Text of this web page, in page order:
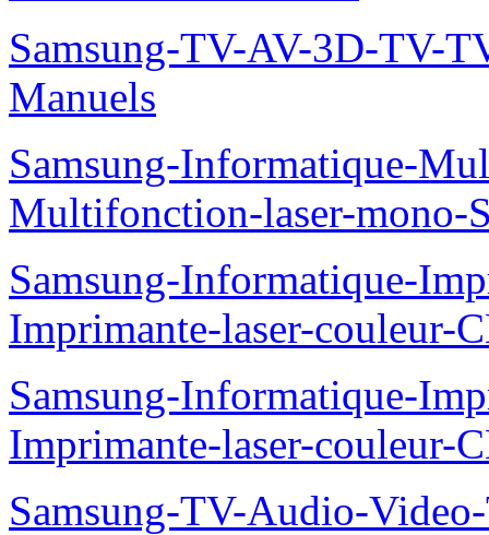
Samsung-TV-AV-3D-TV-
Manuels
Samsung-Informatique-
Multifonction-laser-mono-
Samsung-Informatique-
Imprimante-laser-couleur-
Samsung-Informatique-
Imprimante-laser-couleur-
Samsung-TV-Audio-